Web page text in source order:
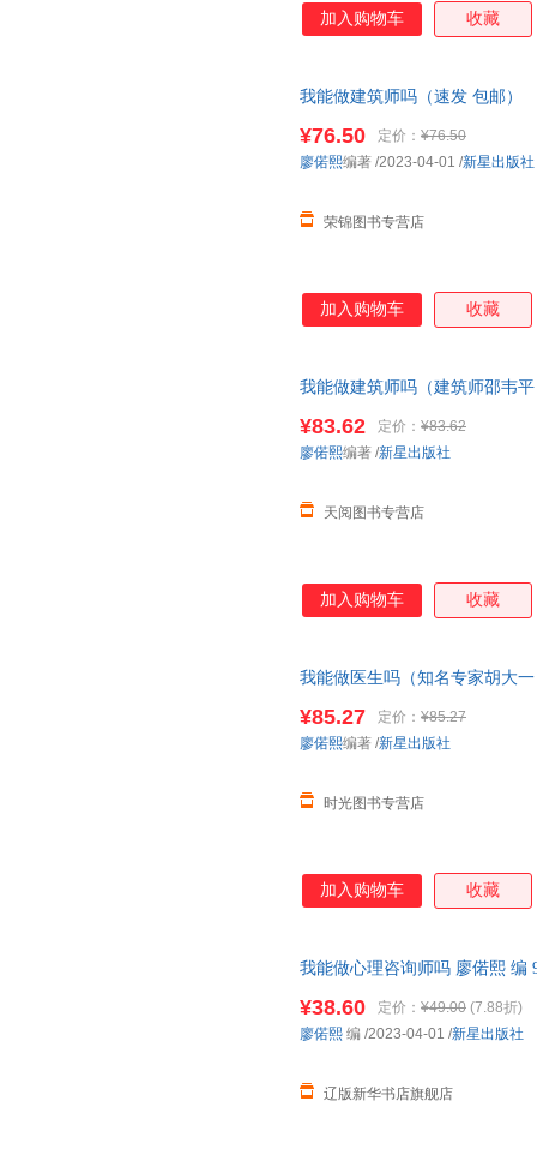
加入购物车 收藏
我能做建筑师吗（速发 包邮）
¥76.50 定价： ¥76.50
荣锦图书专营店
廖偌熙编著 /2023-04-01 /新星出版社
加入购物车 收藏
我能做建筑师吗（建筑师邵韦
¥83.62 定价： ¥83.62
天阅图书专营店
廖偌熙编著 /新星出版社
加入购物车 收藏
我能做医生吗（知名专家胡大
¥85.27 定价： ¥85.27
时光图书专营店
廖偌熙编著 /新星出版社
加入购物车 收藏
我能做心理咨询师吗 廖偌熙 编
¥38.60 定价： ¥49.00 (7.88折)
辽版新华书店旗舰店
廖偌熙 编 /2023-04-01 /新星出版社